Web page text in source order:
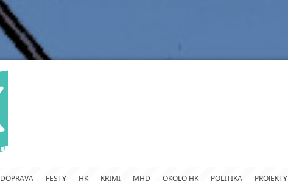
DOPRAVA FESTY HK KRIMI MHD OKOLO HK POLITIKA PROJEKTY